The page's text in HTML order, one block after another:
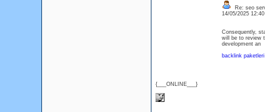
{___ONLINE___}
Re: seo
14/05/2025
Consequently,
will be to review
development an
backlink paketleri